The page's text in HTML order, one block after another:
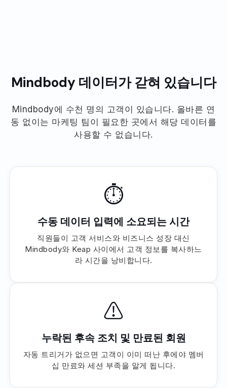
Mindbody 데이터가 갇혀 있습니다
Mindbody에 수천 명의 고객이 있습니다. 올바른 연
동 없이는 마케팅 팀이 필요한 곳에서 해당 데이터를
사용할 수 없습니다.
⏱
수동 데이터 입력에 소요되는 시간
직원들이 고객 서비스와 비즈니스 성장 대신
Mindbody와 Keap 사이에서 고객 정보를 복사하느
라 시간을 낭비합니다.
⚠
누락된 후속 조치 및 만료된 회원
자동 트리거가 없으면 고객이 이미 떠난 후에야 멤버
십 만료와 세션 부족을 알게 됩니다.